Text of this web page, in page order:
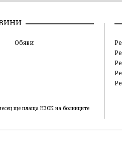
Обяви
ще плаща НЗОК на болниците